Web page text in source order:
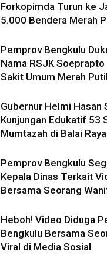
Forkopimda Turun ke
5.000 Bendera Merah
Pemprov Bengkulu
Nama RSJK
Sakit Umum Merah
Gubernur Helmi Hasan
Kunjungan Edukatif 53
Mumtazah di Balai
Pemprov Bengkulu
Kepala Dinas Terkait
Bersama Seorang
Heboh! Video Diduga
Bengkulu Bersama
Viral di Media Sosial